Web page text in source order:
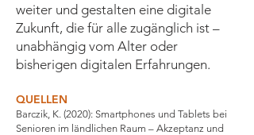
weiter und gestalten eine digitale
Zukunft, die für alle zugänglich ist –
unabhängig vom Alter oder
bisherigen digitalen Erfahrungen.
QUELLEN
Barczik, K. (2020): Smartphones und Tablets bei
Senioren im ländlichen Raum – Akzeptanz und